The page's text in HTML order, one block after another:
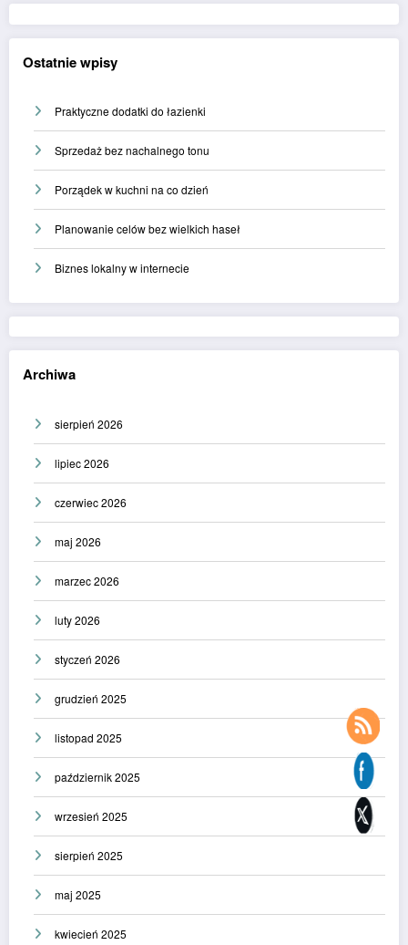
Ostatnie wpisy
Praktyczne dodatki do łazienki
Sprzedaż bez nachalnego tonu
Porządek w kuchni na co dzień
Planowanie celów bez wielkich haseł
Biznes lokalny w internecie
Archiwa
sierpień 2026
lipiec 2026
czerwiec 2026
maj 2026
marzec 2026
luty 2026
styczeń 2026
grudzień 2025
listopad 2025
październik 2025
wrzesień 2025
sierpień 2025
maj 2025
kwiecień 2025